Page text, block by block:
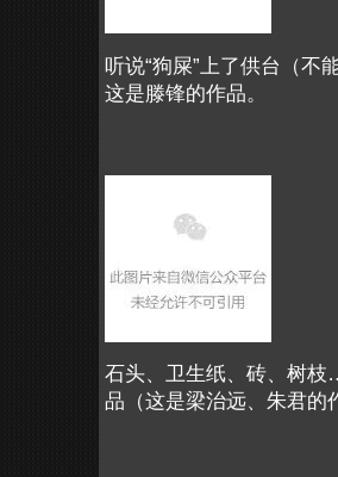
听说“狗屎”上了供台（不
这是滕锋的作品。
石头、卫生纸、砖、树
品（这是梁治远、朱君的